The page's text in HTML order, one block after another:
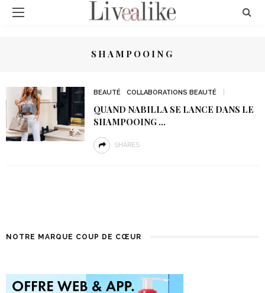
SHAMPOOING
BEAUTÉ COLLABORATIONS BEAUTÉ
QUAND NABILLA SE LANCE DANS LE
SHAMPOOING …
SHARES
NOTRE MARQUE COUP DE CŒUR